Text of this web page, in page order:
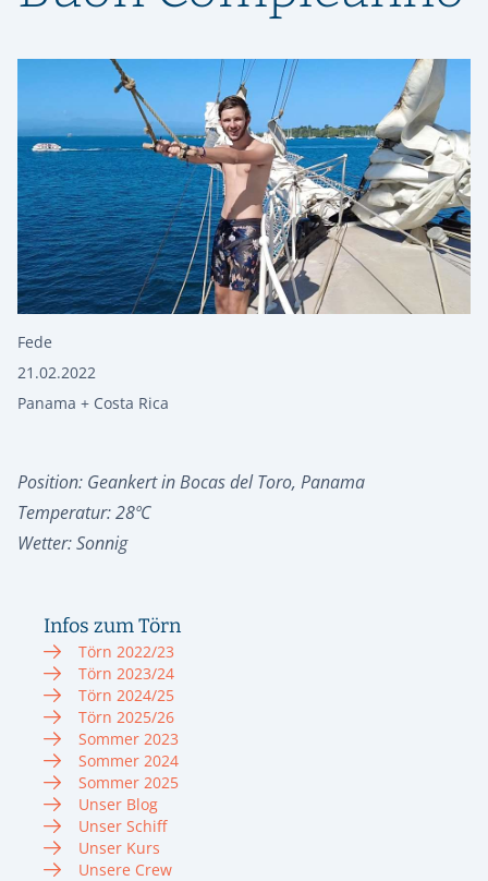
Fede
21.02.2022
Panama + Costa Rica
Position: Geankert in Bocas del Toro, Panama
Temperatur: 28ºC
Wetter: Sonnig
Infos zum Törn
Törn 2022/23
Törn 2023/24
Törn 2024/25
Törn 2025/26
Sommer 2023
Sommer 2024
Sommer 2025
Unser Blog
Unser Schiff
Unser Kurs
Unsere Crew